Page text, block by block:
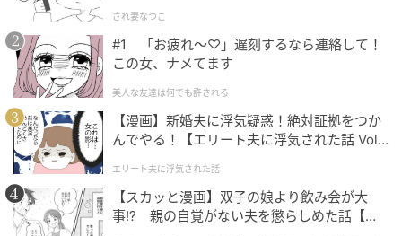
され妻なつこ
#1 「お疲れ〜♡」遅刻するなら連絡して！
この女、ナメてます
美人な友達は何でも許される
【漫画】新婚夫に浮気疑惑！絶対証拠をつか
んでやる！【エリート夫に浮気された話 Vol.
エリート夫に浮気された話
【スカッと漫画】双子の娘より飲み会が大
事!? 親の自覚がない夫を懲らしめた話【第1